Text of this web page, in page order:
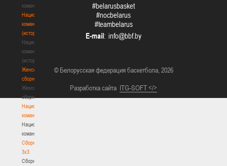
команда
Национальная
команда
(история)
Национальная
команда
(история)
Женские
сборные
Женские
сборные
Национальная
команда
Национальная
команда
Сборные
3х3
Сборные
#belarusbasket
#nocbelarus
#teambelarus
E-mail:
© Белорусская федерация баскетбола, 2026
Разработка сайта ITG-SOFT </>